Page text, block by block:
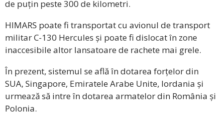
de puțin peste 300 de kilometri.
HIMARS poate fi transportat cu avionul de transport
militar C-130 Hercules și poate fi dislocat în zone
inaccesibile altor lansatoare de rachete mai grele.
În prezent, sistemul se află în dotarea forțelor din
SUA, Singapore, Emiratele Arabe Unite, Iordania și
urmează să intre în dotarea armatelor din România și
Polonia.